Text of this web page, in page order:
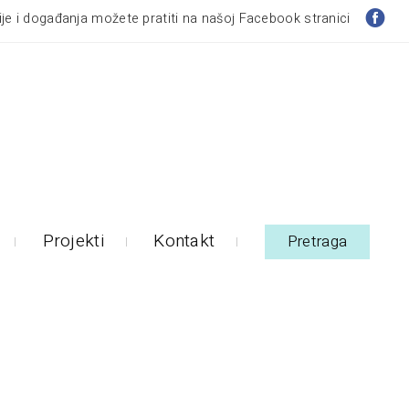
i događanja možete pratiti na našoj Facebook stranici
Projekti Kontakt Pretraga